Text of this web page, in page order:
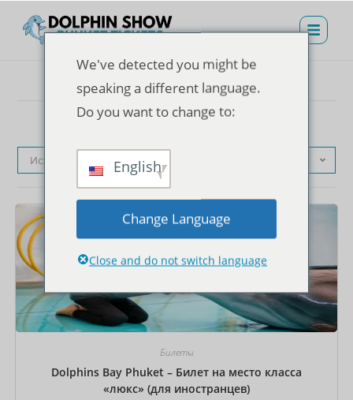
Исходная сортировка
Билеты
Dolphins Bay Phuket – Билет на место класса
«люкс» (для иностранцев)
We've detected you might be
speaking a different language.
Do you want to change to:
English
Change Language
Close and do not switch language